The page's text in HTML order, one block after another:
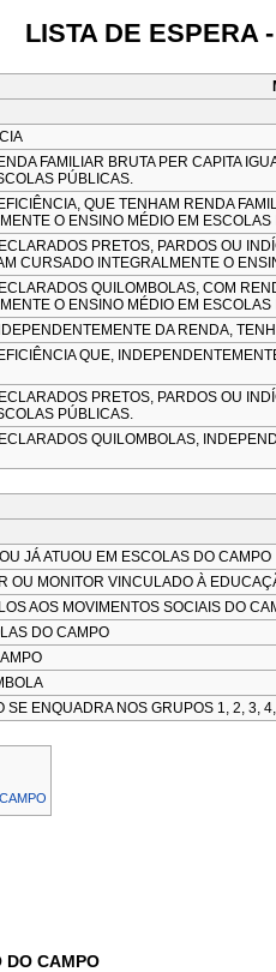
LISTA DE ESPERA
FAMILIAR BRUTA PER CAPITA
PÚBLICAS.
QUE TENHAM RENDA
O ENSINO MÉDIO EM ESCOLAS
PRETOS, PARDOS OU
CURSADO INTEGRALMENTE O
QUILOMBOLAS, COM
O ENSINO MÉDIO EM ESCOLAS
DA RENDA,
QUE,
PRETOS, PARDOS OU
PÚBLICAS.
QUILOMBOLAS,
JÁ ATUOU EM ESCOLAS DO CAMPO
OU MONITOR VINCULADO À
AOS MOVIMENTOS SOCIAIS DO
DO CAMPO
SE ENQUADRA NOS GRUPOS 1, 2, 3,
DO CAMPO